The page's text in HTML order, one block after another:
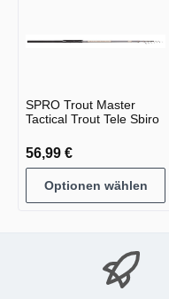
SPRO Trout Master
Tactical Trout Tele Sbiro
56,99 €
Optionen wählen